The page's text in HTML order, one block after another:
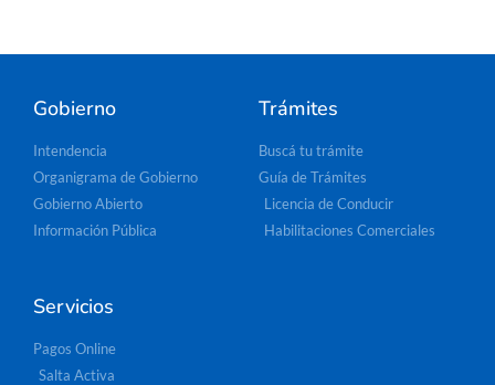
Gobierno
Intendencia
Organigrama de Gobierno
Gobierno Abierto
Información Pública
Trámites
Buscá tu trámite
Guía de Trámites
Licencia de Conducir
Habilitaciones Comerciales
Servicios
Pagos Online
Salta Activa